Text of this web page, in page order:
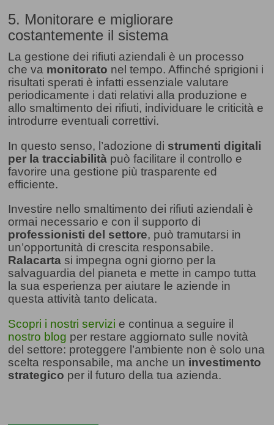
5. Monitorare e migliorare
costantemente il sistema
La gestione dei rifiuti aziendali è un processo
che va monitorato nel tempo. Affinché sprigioni i
risultati sperati è infatti essenziale valutare
periodicamente i dati relativi alla produzione e
allo smaltimento dei rifiuti, individuare le criticità e
introdurre eventuali correttivi.
In questo senso, l’adozione di strumenti digitali
per la tracciabilità può facilitare il controllo e
favorire una gestione più trasparente ed
efficiente.
Investire nello smaltimento dei rifiuti aziendali è
ormai necessario e con il supporto di
professionisti del settore, può tramutarsi in
un’opportunità di crescita responsabile.
Ralacarta si impegna ogni giorno per la
salvaguardia del pianeta e mette in campo tutta
la sua esperienza per aiutare le aziende in
questa attività tanto delicata.
Scopri i nostri servizi e continua a seguire il
nostro blog per restare aggiornato sulle novità
del settore: proteggere l’ambiente non è solo una
scelta responsabile, ma anche un investimento
strategico per il futuro della tua azienda.